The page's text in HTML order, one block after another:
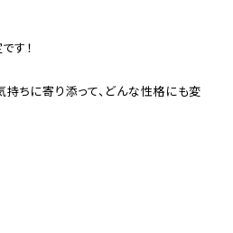
す！
ちに寄り添って、どんな性格にも変